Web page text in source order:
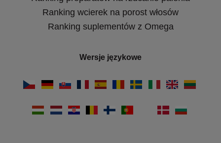
Ranking wcierek na porost włosów
Ranking suplementów z Omega
Wersje językowe